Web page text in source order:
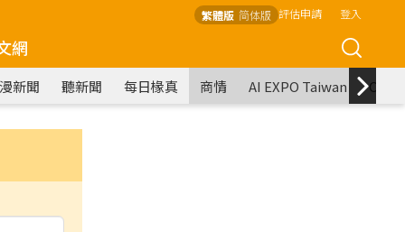
繁體版 简体版 評估申請 登入
網
漫新聞 聽新聞 每日椽真 商情 AI EXPO Taiwan